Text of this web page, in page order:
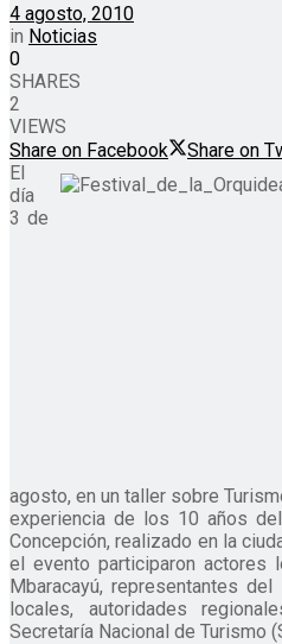
4 agosto, 2010
in Noticias
0
SHARES
2
VIEWS
Share on Facebook
Share on
El
día
3 de
agosto, en un taller sobre
experiencia de los 10 años
Concepción, realizado en la
el evento participaron actores
Mbaracayú, representantes
locales, autoridades
Secretaría Nacional de Turismo